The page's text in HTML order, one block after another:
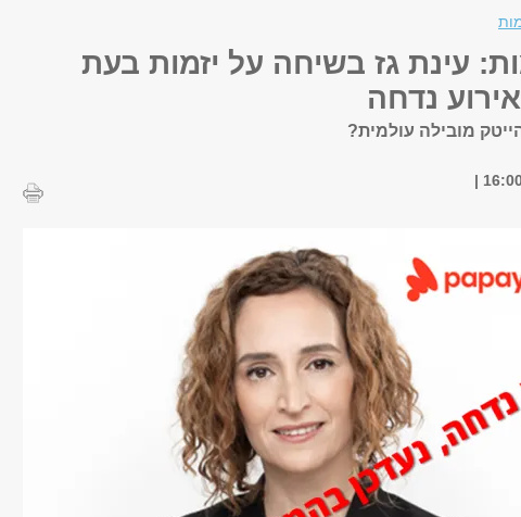
עינת גז בשיחה על יזמות בעת
נדחה
מובילה עולמית?